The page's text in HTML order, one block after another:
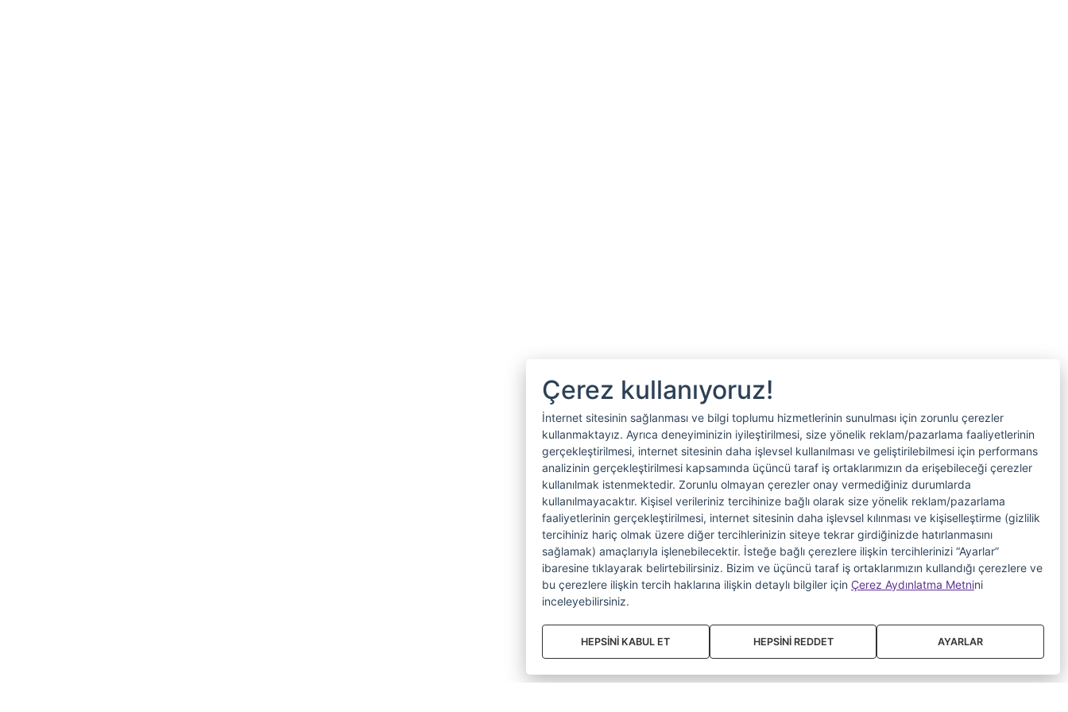
Çerez kullanıyoruz!
İnternet sitesinin sağlanması ve bilgi toplumu hizmetlerinin sunulması için zorunlu çerezler
kullanmaktayız. Ayrıca deneyiminizin iyileştirilmesi, size yönelik reklam/pazarlama faaliyetlerinin
gerçekleştirilmesi, internet sitesinin daha işlevsel kullanılması ve geliştirilebilmesi için performans
analizinin gerçekleştirilmesi kapsamında üçüncü taraf iş ortaklarımızın da erişebileceği çerezler
kullanılmak istenmektedir. Zorunlu olmayan çerezler onay vermediğiniz durumlarda
kullanılmayacaktır. Kişisel verileriniz tercihinize bağlı olarak size yönelik reklam/pazarlama
faaliyetlerinin gerçekleştirilmesi, internet sitesinin daha işlevsel kılınması ve kişiselleştirme (gizlilik
tercihiniz hariç olmak üzere diğer tercihlerinizin siteye tekrar girdiğinizde hatırlanmasını
sağlamak) amaçlarıyla işlenebilecektir. İsteğe bağlı çerezlere ilişkin tercihlerinizi “Ayarlar”
ibaresine tıklayarak belirtebilirsiniz. Bizim ve üçüncü taraf iş ortaklarımızın kullandığı çerezlere ve
bu çerezlere ilişkin tercih haklarına ilişkin detaylı bilgiler için Çerez Aydınlatma Metnini
inceleyebilirsiniz.
HEPSİNİ KABUL ET HEPSİNİ REDDET AYARLAR